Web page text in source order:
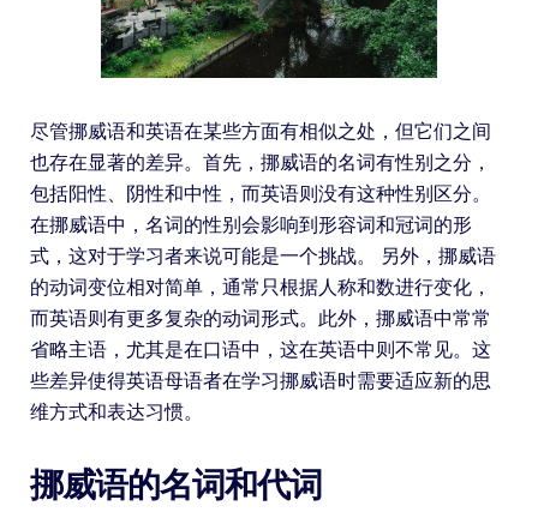
尽管挪威语和英语在某些方面有相似之处，但它们之间
也存在显著的差异。首先，挪威语的名词有性别之分，
包括阳性、阴性和中性，而英语则没有这种性别区分。
在挪威语中，名词的性别会影响到形容词和冠词的形
式，这对于学习者来说可能是一个挑战。 另外，挪威语
的动词变位相对简单，通常只根据人称和数进行变化，
而英语则有更多复杂的动词形式。此外，挪威语中常常
省略主语，尤其是在口语中，这在英语中则不常见。这
些差异使得英语母语者在学习挪威语时需要适应新的思
维方式和表达习惯。
挪威语的名词和代词